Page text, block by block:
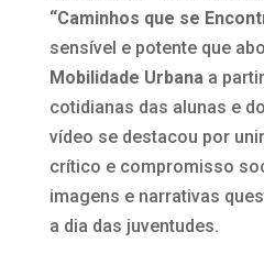
“Caminhos que se
sensível e potente que
Mobilidade Urbana a
cotidianas das alunas e
vídeo se destacou por
crítico e compromisso
imagens e narrativas
a dia das juventudes.